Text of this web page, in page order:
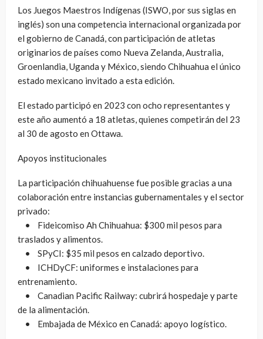
Los Juegos Maestros Indígenas (ISWO, por sus siglas en
inglés) son una competencia internacional organizada por
el gobierno de Canadá, con participación de atletas
originarios de países como Nueva Zelanda, Australia,
Groenlandia, Uganda y México, siendo Chihuahua el único
estado mexicano invitado a esta edición.
El estado participó en 2023 con ocho representantes y
este año aumentó a 18 atletas, quienes competirán del 23
al 30 de agosto en Ottawa.
Apoyos institucionales
La participación chihuahuense fue posible gracias a una
colaboración entre instancias gubernamentales y el sector
privado:
• Fideicomiso Ah Chihuahua: $300 mil pesos para
traslados y alimentos.
• SPyCI: $35 mil pesos en calzado deportivo.
• ICHDyCF: uniformes e instalaciones para
entrenamiento.
• Canadian Pacific Railway: cubrirá hospedaje y parte
de la alimentación.
• Embajada de México en Canadá: apoyo logístico.